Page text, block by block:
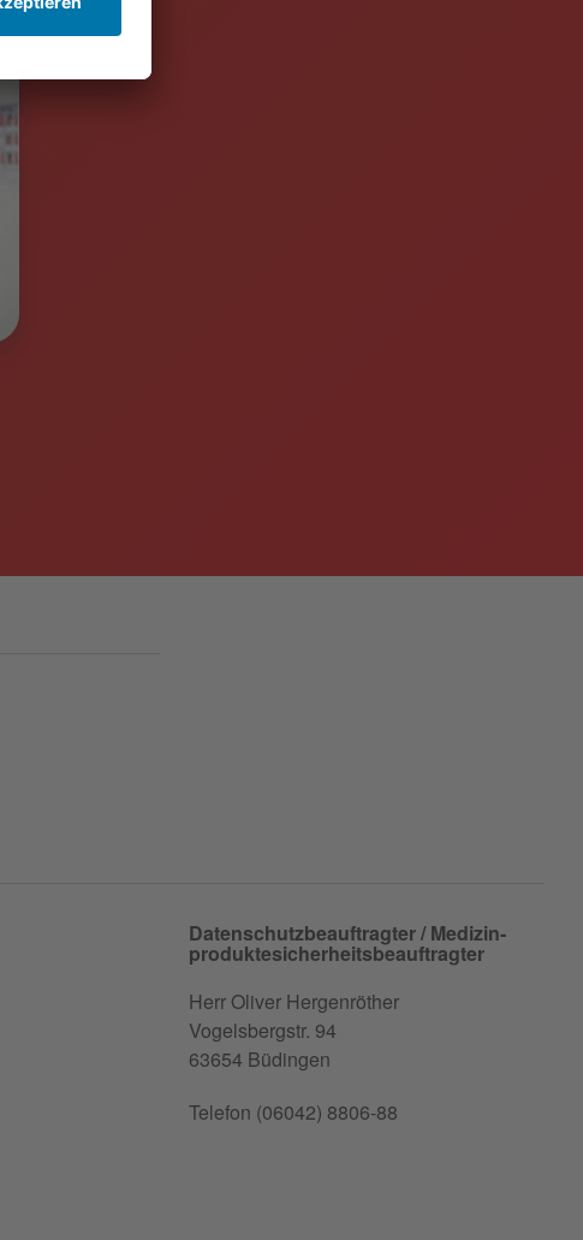
Datenschutz­beauftragter / Medizin­
produkte­sicherheits­beauftragter
Herr Oliver Hergenröther
Vogelsbergstr. 94
63654 Büdingen
Telefon (06042) 8806-88